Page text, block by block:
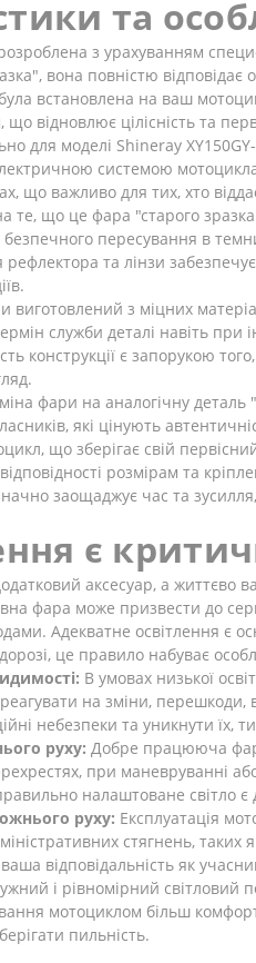
та
з урахуванням
вона повністю
встановлена на ваш
відновлює цілісність та
для моделі Shineray
системою
що важливо для тих, хто
те, що це фара "старого
пересування в
та лінзи
виготовлений з міцних
служби деталі навіть при
конструкції є запорукою
фари на аналогічну деталь
які цінують
що зберігає свій
розмірам та
заощаджує час та
є
аксесуар, а життєво
фара може призвести до
Адекватне освітлення є
це правило набуває
В умовах низької
на зміни, перешкоди,
небезпеки та уникнути їх,
руху: Добре працююча
при маневруванні
налаштоване
руху: Експлуатація
стягнень,
відповідальність як
і рівномірний світловий
мотоциклом більш
пильність.